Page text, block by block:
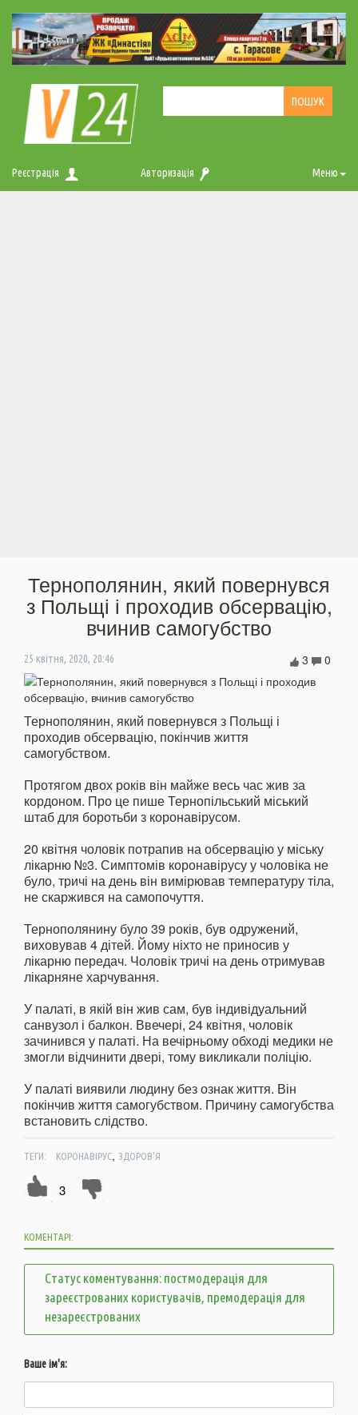
Реєстрація Авторизація Меню
Тернополянин, який повернувся
з Польщі і проходив обсервацію,
вчинив самогубство
25 квітня, 2020, 20:46 0
3
Тернополянин, який повернувся з Польщі і
проходив обсервацію, покінчив життя
самогубством.
Протягом двох років він майже весь час жив за
кордоном. Про це пише Тернопільський міський
штаб для боротьби з коронавірусом.
20 квітня чоловік потрапив на обсервацію у міську
лікарню №3. Симптомів коронавірусу у чоловіка не
було, тричі на день він вимірював температуру тіла,
не скаржився на самопочуття.
Тернополянину було 39 років, був одружений,
виховував 4 дітей. Йому ніхто не приносив у
лікарню передач. Чоловік тричі на день отримував
лікарняне харчування.
У палаті, в якій він жив сам, був індивідуальний
санвузол і балкон. Ввечері, 24 квітня, чоловік
зачинився у палаті. На вечірньому обході медики не
змогли відчинити двері, тому викликали поліцію.
У палаті виявили людину без ознак життя. Він
покінчив життя самогубством. Причину самогубства
встановить слідство.
ТЕГИ: КОРОНАВІРУС, ЗДОРОВ'Я
3
КОМЕНТАРІ:
Статус коментування: постмодерація для
зареєстрованих користувачів, премодерація для
незареєстрованих
Ваше ім'я: